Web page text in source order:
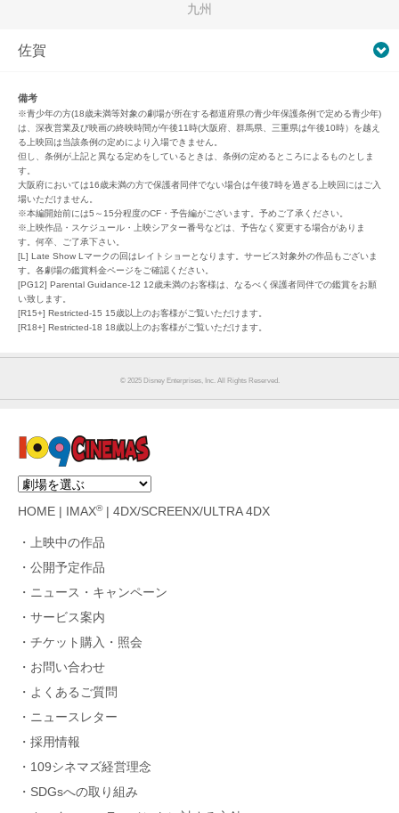
九州
佐賀
備考
※青少年の方(18歳未満等対象の劇場が所在する都道府県の青少年保護条例で定める青少年)
は、深夜営業及び映画の終映時間が午後11時(大阪府、群馬県、三重県は午後10時）を越え
る上映回は当該条例の定めにより入場できません。
但し、条例が上記と異なる定めをしているときは、条例の定めるところによるものとしま
す。
大阪府においては16歳未満の方で保護者同伴でない場合は午後7時を過ぎる上映回にはご入
場いただけません。
※本編開始前には5～15分程度のCF・予告編がございます。予めご了承ください。
※上映作品・スケジュール・上映シアター番号などは、予告なく変更する場合がありま
す。何卒、ご了承下さい。
[L] Late Show Lマークの回はレイトショーとなります。サービス対象外の作品もございま
す。各劇場の鑑賞料金ページをご確認ください。
[PG12] Parental Guidance-12 12歳未満のお客様は、なるべく保護者同伴での鑑賞をお願
い致します。
[R15+] Restricted-15 15歳以上のお客様がご覧いただけます。
[R18+] Restricted-18 18歳以上のお客様がご覧いただけます。
© 2025 Disney Enterprises, Inc. All Rights Reserved.
HOME IMAX®| 4DX/SCREENX/ULTRA 4DX
上映中の作品
公開予定作品
ニュース・キャンペーン
サービス案内
チケット購入・照会
お問い合わせ
よくあるご質問
ニュースレター
採用情報
109シネマズ経営理念
SDGsへの取り組み